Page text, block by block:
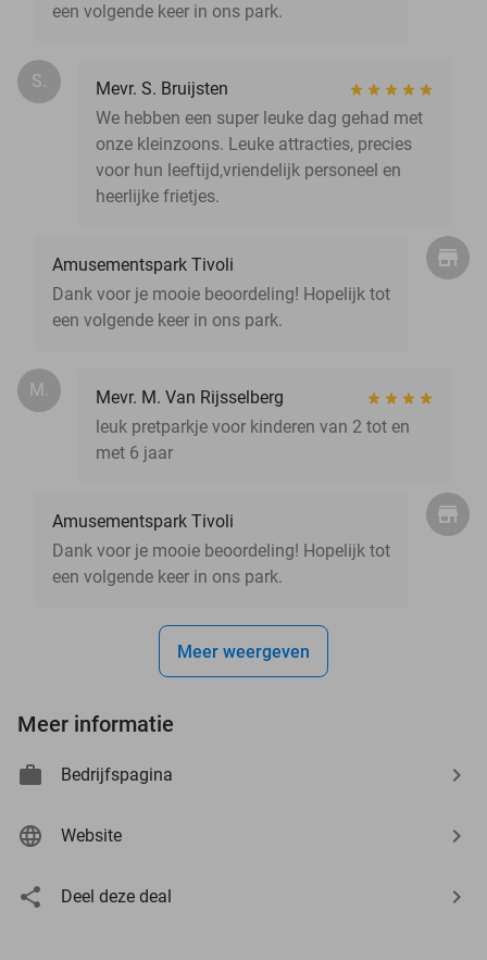
een volgende keer in ons park.
S.
Mevr. S. Bruijsten
We hebben een super leuke dag gehad met
onze kleinzoons. Leuke attracties, precies
voor hun leeftijd,vriendelijk personeel en
heerlijke frietjes.
Amusementspark Tivoli
Dank voor je mooie beoordeling! Hopelijk tot
een volgende keer in ons park.
M.
Mevr. M. Van Rijsselberg
leuk pretparkje voor kinderen van 2 tot en
met 6 jaar
Amusementspark Tivoli
Dank voor je mooie beoordeling! Hopelijk tot
een volgende keer in ons park.
Meer weergeven
Meer informatie
Bedrijfspagina
Website
Deel deze deal